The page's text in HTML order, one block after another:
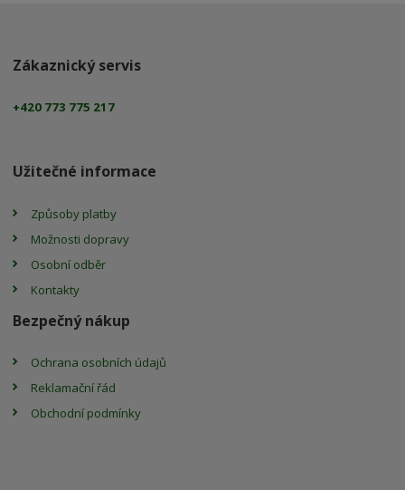
Zákaznický servis
+420 773 775 217
Užitečné informace
Způsoby platby
Možnosti dopravy
Osobní odběr
Kontakty
Bezpečný nákup
Ochrana osobních údajů
Reklamační řád
Obchodní podmínky